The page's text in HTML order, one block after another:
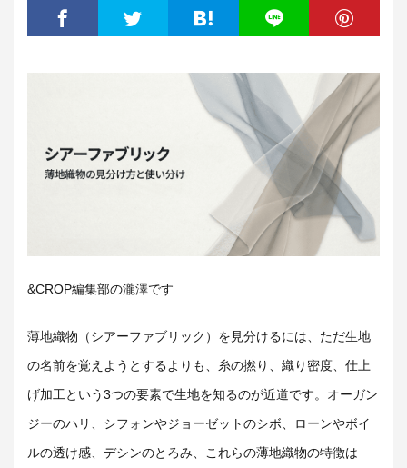
&CROP編集部の瀧澤です
薄地織物（シアーファブリック）を見分けるには、ただ生地
の名前を覚えようとするよりも、糸の撚り、織り密度、仕上
げ加工という3つの要素で生地を知るのが近道です。オーガン
ジーのハリ、シフォンやジョーゼットのシボ、ローンやボイ
ルの透け感、デシンのとろみ、これらの薄地織物の特徴は